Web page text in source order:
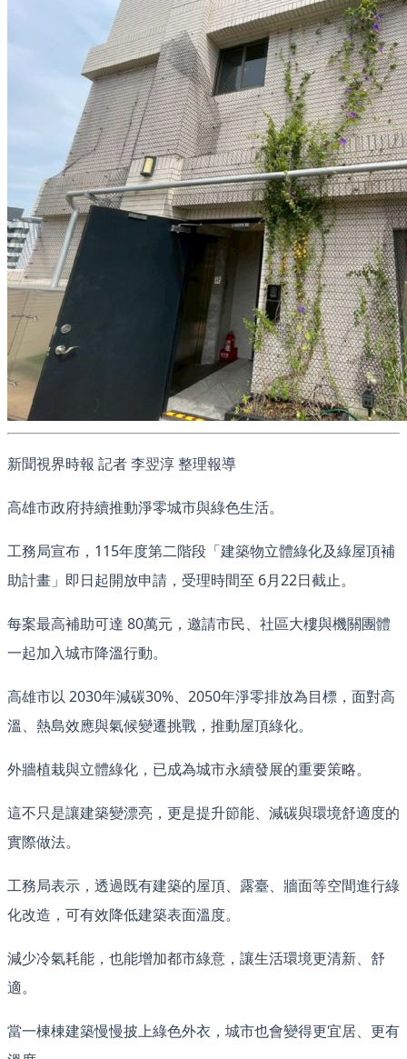
新聞視界時報 記者 李翌淳 整理報導
高雄市政府持續推動淨零城市與綠色生活。
工務局宣布，115年度第二階段「建築物立體綠化及綠屋頂補
助計畫」即日起開放申請，受理時間至 6月22日截止。
每案最高補助可達 80萬元，邀請市民、社區大樓與機關團體
一起加入城市降溫行動。
高雄市以 2030年減碳30%、2050年淨零排放為目標，面對高
溫、熱島效應與氣候變遷挑戰，推動屋頂綠化。
外牆植栽與立體綠化，已成為城市永續發展的重要策略。
這不只是讓建築變漂亮，更是提升節能、減碳與環境舒適度的
實際做法。
工務局表示，透過既有建築的屋頂、露臺、牆面等空間進行綠
化改造，可有效降低建築表面溫度。
減少冷氣耗能，也能增加都市綠意，讓生活環境更清新、舒
適。
當一棟棟建築慢慢披上綠色外衣，城市也會變得更宜居、更有